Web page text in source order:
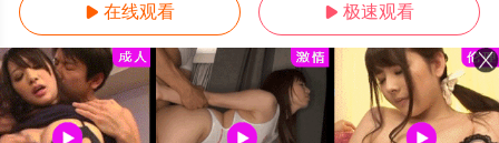
 在线观看  极速观看